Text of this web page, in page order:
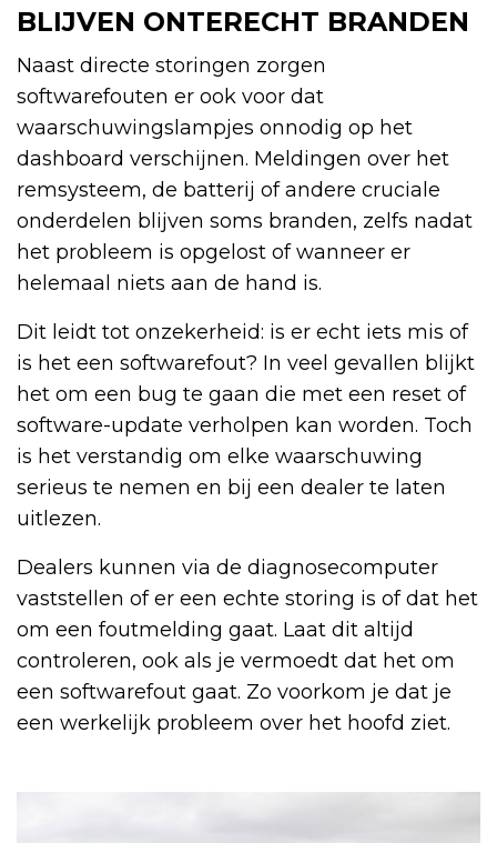
BLIJVEN ONTERECHT BRANDEN
Naast directe storingen zorgen
softwarefouten er ook voor dat
waarschuwingslampjes onnodig op het
dashboard verschijnen. Meldingen over het
remsysteem, de batterij of andere cruciale
onderdelen blijven soms branden, zelfs nadat
het probleem is opgelost of wanneer er
helemaal niets aan de hand is.
Dit leidt tot onzekerheid: is er echt iets mis of
is het een softwarefout? In veel gevallen blijkt
het om een bug te gaan die met een reset of
software-update verholpen kan worden. Toch
is het verstandig om elke waarschuwing
serieus te nemen en bij een dealer te laten
uitlezen.
Dealers kunnen via de diagnosecomputer
vaststellen of er een echte storing is of dat het
om een foutmelding gaat. Laat dit altijd
controleren, ook als je vermoedt dat het om
een softwarefout gaat. Zo voorkom je dat je
een werkelijk probleem over het hoofd ziet.